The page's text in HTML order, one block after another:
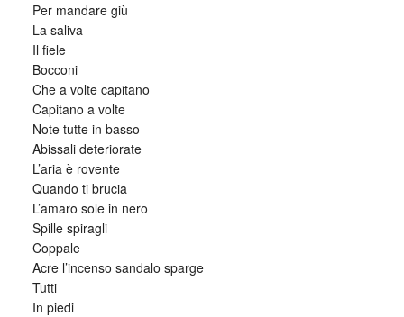
Per mandare giù
La saliva
Il fiele
Bocconi
Che a volte capitano
Capitano a volte
Note tutte in basso
Abissali deteriorate
L’aria è rovente
Quando ti brucia
L’amaro sole in nero
Spille spiragli
Coppale
Acre l’incenso sandalo sparge
Tutti
In piedi